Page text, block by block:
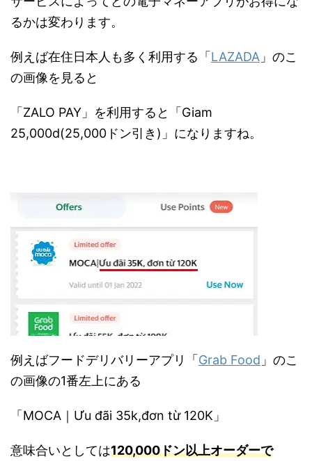
るかは変わります。
例えば在住日本人も多く利用する「 LAZADA 」のこ
の画像を見ると
「ZALO PAY」を利用すると「Giam
25,000d(25,000ドン引き)」になりますね。
例えばフードデリバリーアプリ「 Grab Food 」のこ
の画像の1番左上にある
「MOCA｜Ưu đãi 35k,đơn từ 120K」
意味合いとしては120,000ドン以上オーダーで